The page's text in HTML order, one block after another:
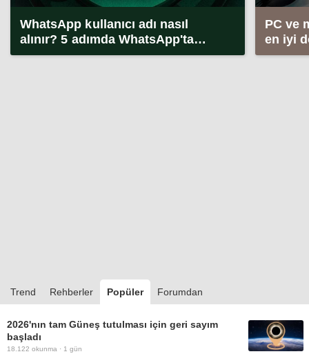
WhatsApp kullanıcı adı nasıl
alınır? 5 adımda WhatsApp'ta
kullanıcı adı alma (2026)
PC ve
en iyi
Trend Rehberler Popüler Forumdan
2026'nın tam Güneş tutulması için geri sayım
başladı
18.122 okunma · 1 gün